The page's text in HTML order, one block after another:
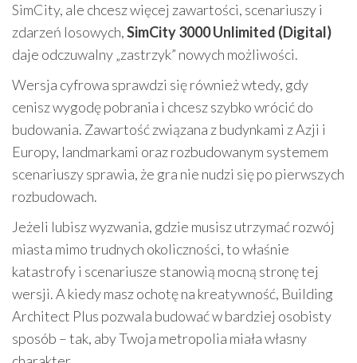
SimCity, ale chcesz więcej zawartości, scenariuszy i
zdarzeń losowych,SimCity 3000 Unlimited (Digital)
daje odczuwalny „zastrzyk” nowych możliwości.
Wersja cyfrowa sprawdzi się również wtedy, gdy
cenisz wygodę pobrania i chcesz szybko wrócić do
budowania. Zawartość związana z budynkami z Azji i
Europy, landmarkami oraz rozbudowanym systemem
scenariuszy sprawia, że gra nie nudzi się po pierwszych
rozbudowach.
Jeżeli lubisz wyzwania, gdzie musisz utrzymać rozwój
miasta mimo trudnych okoliczności, to właśnie
katastrofy i scenariusze stanowią mocną stronę tej
wersji. A kiedy masz ochotę na kreatywność, Building
Architect Plus pozwala budować w bardziej osobisty
sposób – tak, aby Twoja metropolia miała własny